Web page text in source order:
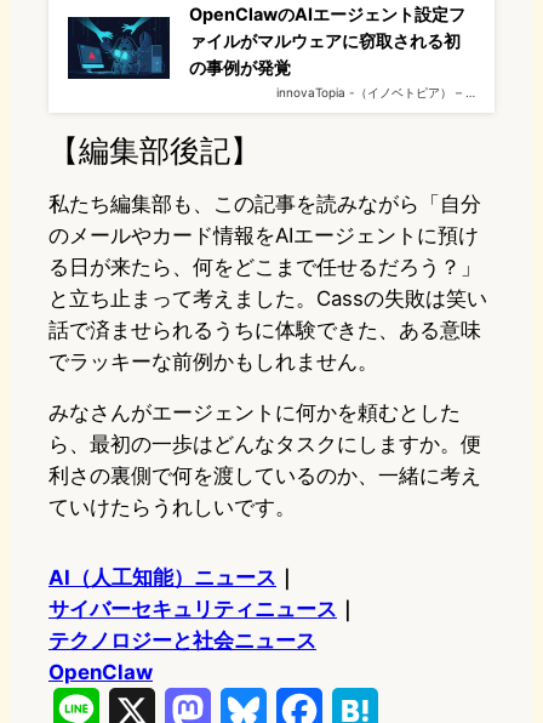
OpenClawのAIエージェント設定フ
ァイルがマルウェアに窃取される初
の事例が発覚
innovaTopia -（イノベトピア） – …
【編集部後記】
私たち編集部も、この記事を読みながら「自分
のメールやカード情報をAIエージェントに預け
る日が来たら、何をどこまで任せるだろう？」
と立ち止まって考えました。Cassの失敗は笑い
話で済ませられるうちに体験できた、ある意味
でラッキーな前例かもしれません。
みなさんがエージェントに何かを頼むとした
ら、最初の一歩はどんなタスクにしますか。便
利さの裏側で何を渡しているのか、一緒に考え
ていけたらうれしいです。
AI（人工知能）ニュース
サイバーセキュリティニュース
テクノロジーと社会ニュース
OpenClaw